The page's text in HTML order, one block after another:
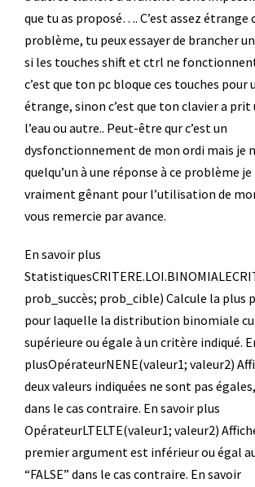
que tu as proposé…. C’est assez étrange
problème, tu peux essayer de brancher
si les touches shift et ctrl ne
c’est que ton pc bloque ces touches pour
étrange, sinon c’est que ton clavier a prit
l’eau ou autre.. Peut-être qur c’est un
dysfonctionnement de mon ordi mais je
quelqu’un à une réponse à ce problème je
vraiment gênant pour l’utilisation de
vous remercie par avance.
En savoir plus
prob_succès; prob_cible) Calcule la plus
pour laquelle la distribution binomiale
supérieure ou égale à un critère indiqué.
plusOpérateurNENE(valeur1; valeur2)
deux valeurs indiquées ne sont pas égales,
dans le cas contraire. En savoir plus
OpérateurLTELTE(valeur1; valeur2)
premier argument est inférieur ou égal
“FALSE” dans le cas contraire. En savoir